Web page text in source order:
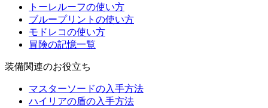
トーレルーフの使い方
ブループリントの使い方
モドレコの使い方
冒険の記憶一覧
装備関連のお役立ち
マスターソードの入手方法
ハイリアの盾の入手方法